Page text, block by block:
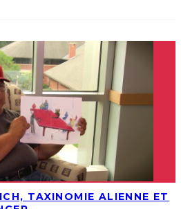
TAXINOMIE ALIENNE ET